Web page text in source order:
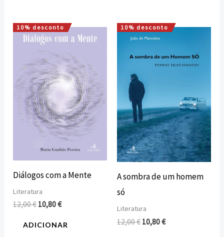
10% desconto
Diálogos com a Mente
Literatura
12,00€
O
preço
original
era:
12,00 €.
10,80€
O
preço
é:
10,80 €.
ADICIONAR
10% desconto
A sombra de um homem
só
Literatura
12,00€
O
preço
era:
12,00 €.
10,80€
O
é:
10,80 €.